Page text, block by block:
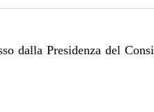
dalla Presidenza del